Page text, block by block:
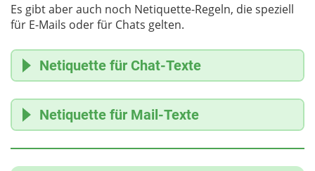
Es gibt aber auch noch Netiquette-Regeln, die speziell
für E-Mails oder für Chats gelten.
Netiquette für Chat-Texte
Unsere Texte in Chats kann man mit kleinen
Notizzetteln vergleichen, die wir uns hin und her
schicken. Meistens schreiben wir so im
Freundeskreis oder in der Familie. Darum dürfen
Netiquette für Mail-Texte
"Mail" bedeutet auf Deutsch eigentlich "Post", oft
wird es aber als "Brief" übersetzt. Eine Mail